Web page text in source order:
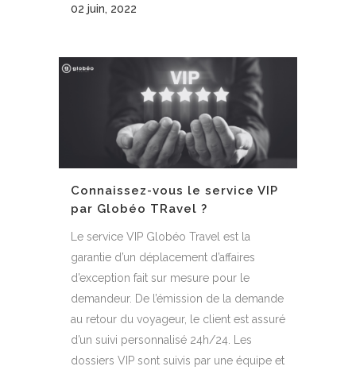
02 juin, 2022
Connaissez-vous le service VIP
par Globéo TRavel ?
Le service VIP Globéo Travel est la
garantie d’un déplacement d’affaires
d’exception fait sur mesure pour le
demandeur. De l’émission de la demande
au retour du voyageur, le client est assuré
d’un suivi personnalisé 24h/24. Les
dossiers VIP sont suivis par une équipe et